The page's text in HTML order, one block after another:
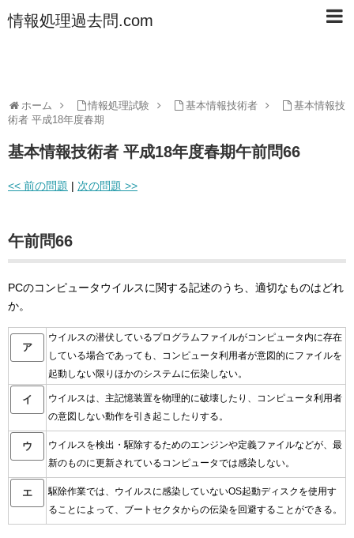
情報処理過去問.com
ホーム 情報処理試験 基本情報技術者
基本情報技
術者 平成18年度春期
基本情報技術者 平成18年度春期午前問66
<< 前の問題 | 次の問題 >>
午前問66
PCのコンピュータウイルスに関する記述のうち、適切なものはどれ
か。
ア
ウイルスの潜伏しているプログラムファイルがコンピュータ内に存在
している場合であっても、コンピュータ利用者が意図的にファイルを
起動しない限りほかのシステムに伝染しない。
イ
ウイルスは、主記憶装置を物理的に破壊したり、コンピュータ利用者
の意図しない動作を引き起こしたりする。
ウ
ウイルスを検出・駆除するためのエンジンや定義ファイルなどが、最
新のものに更新されているコンピュータでは感染しない。
エ
駆除作業では、ウイルスに感染していないOS起動ディスクを使用す
ることによって、ブートセクタからの伝染を回避することができる。